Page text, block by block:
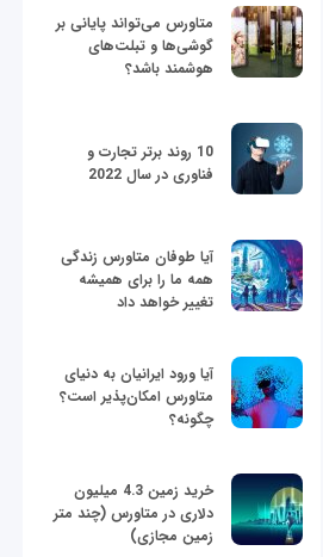
متاورس می‌تواند پایانی بر
گوشی‌ها و تبلت‌های
هوشمند باشد؟
10 روند برتر تجارت و
فناوری در سال 2022
آیا طوفان متاورس زندگی
همه ما را برای همیشه
تغییر خواهد داد
آیا ورود ایرانیان به دنیای
متاورس امکان‌پذیر است؟
چگونه؟
خرید زمین 4.3 میلیون
دلاری در متاورس (چند متر
زمین مجازی)